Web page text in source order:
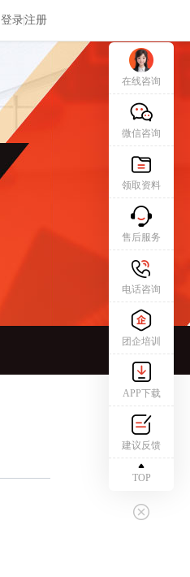
登录|注册
在线咨询
微信咨询
领取资料
售后服务
电话咨询
团企培训
APP下载
建议反馈
TOP